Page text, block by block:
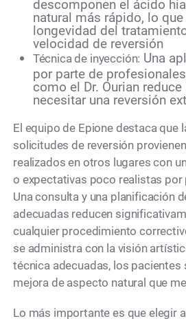
descomponen el ácido
natural más rápido, lo
longevidad del
velocidad de reversión
Técnica de inyección: Una
por parte de
como el Dr. Ourian
necesitar una reversión
El equipo de Epione destaca que
solicitudes de reversión
realizados en otros lugares con
o expectativas poco realistas por
Una consulta y una planificación
adecuadas reducen
cualquier procedimiento
se administra con la visión
técnica adecuadas, los pacientes
mejora de aspecto natural que
Lo más importante es que elegir